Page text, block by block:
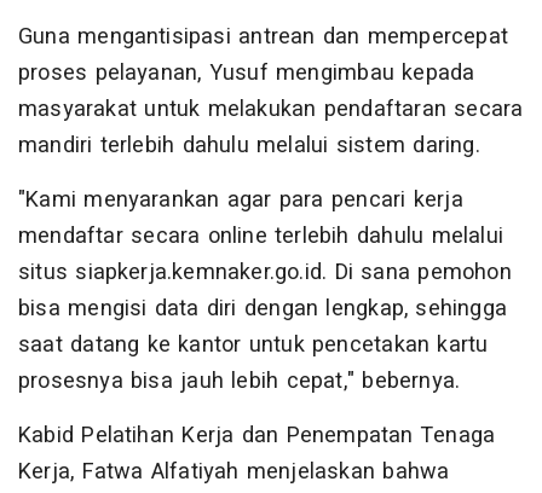
Guna mengantisipasi antrean dan mempercepat
proses pelayanan, Yusuf mengimbau kepada
masyarakat untuk melakukan pendaftaran secara
mandiri terlebih dahulu melalui sistem daring.
"Kami menyarankan agar para pencari kerja
mendaftar secara online terlebih dahulu melalui
situs siapkerja.kemnaker.go.id. Di sana pemohon
bisa mengisi data diri dengan lengkap, sehingga
saat datang ke kantor untuk pencetakan kartu
prosesnya bisa jauh lebih cepat," bebernya.
Kabid Pelatihan Kerja dan Penempatan Tenaga
Kerja, Fatwa Alfatiyah menjelaskan bahwa